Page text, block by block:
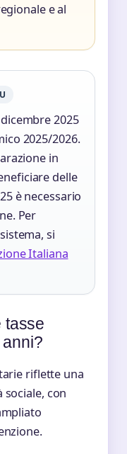
e al
2025
2025/2026.
in
delle
è necessario
Per
si
Italiana
tasse
riflette una
sociale, con